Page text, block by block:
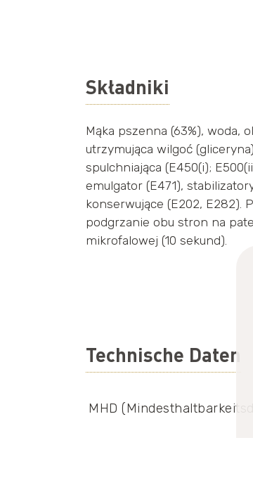
Składniki
Mąka pszenna (63%), woda,
utrzymująca wilgoć
spulchniająca (E450(i);
emulgator (E471),
konserwujące (E202, E282).
podgrzanie obu stron na
mikrofalowej (10 sekund).
Technische Daten
MHD